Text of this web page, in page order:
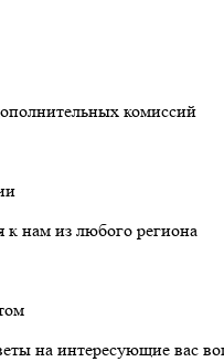
комиссий
к нам из любого региона
на интересующие вас